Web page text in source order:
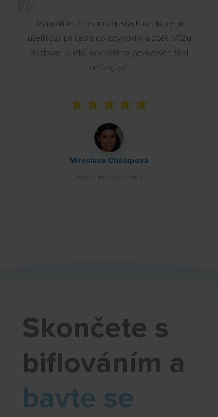
„Vypadá to, že jsem objevila kurz, který mi
ušetří čas při cestě do jazykovky a zpět. Můžu
studovat i v létě, kdy většina jazykových škol
nefunguje.“
Miroslava Chalupová
Angličtina pro začátečníky
Skončete s
biflováním a
bavte se